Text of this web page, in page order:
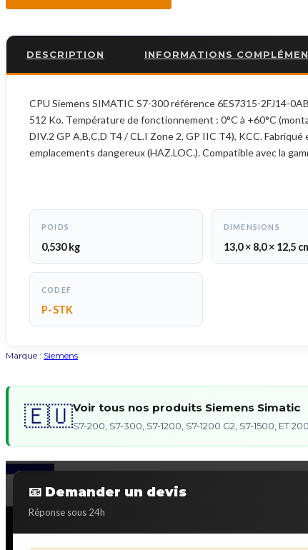
DESCRIPTION INFORMATIONS
CPU Siemens SIMATIC S7-300 référence 6ES7315-2FJ14-
512 Ko. Température de fonctionnement : 0°C à +60°C
DIV.2 GP A,B,C,D T4 / CL.I Zone 2, GP IIC T4), KCC.
emplacements dangereux (HAZ.LOC.). Compatible avec la
POIDS
0,530 kg
DIMENSIONS
13,0 × 8,0 × 12,5
CODEF
P-STK
Marque : Siemens
🇪🇺Voir tous nos produits Siemens Simatic
S7-200, S7-300, S7-1200, S7-1200 G2, S7-1500, ET
📧 Demander un devis
Réponse sous 24h
Back to Top